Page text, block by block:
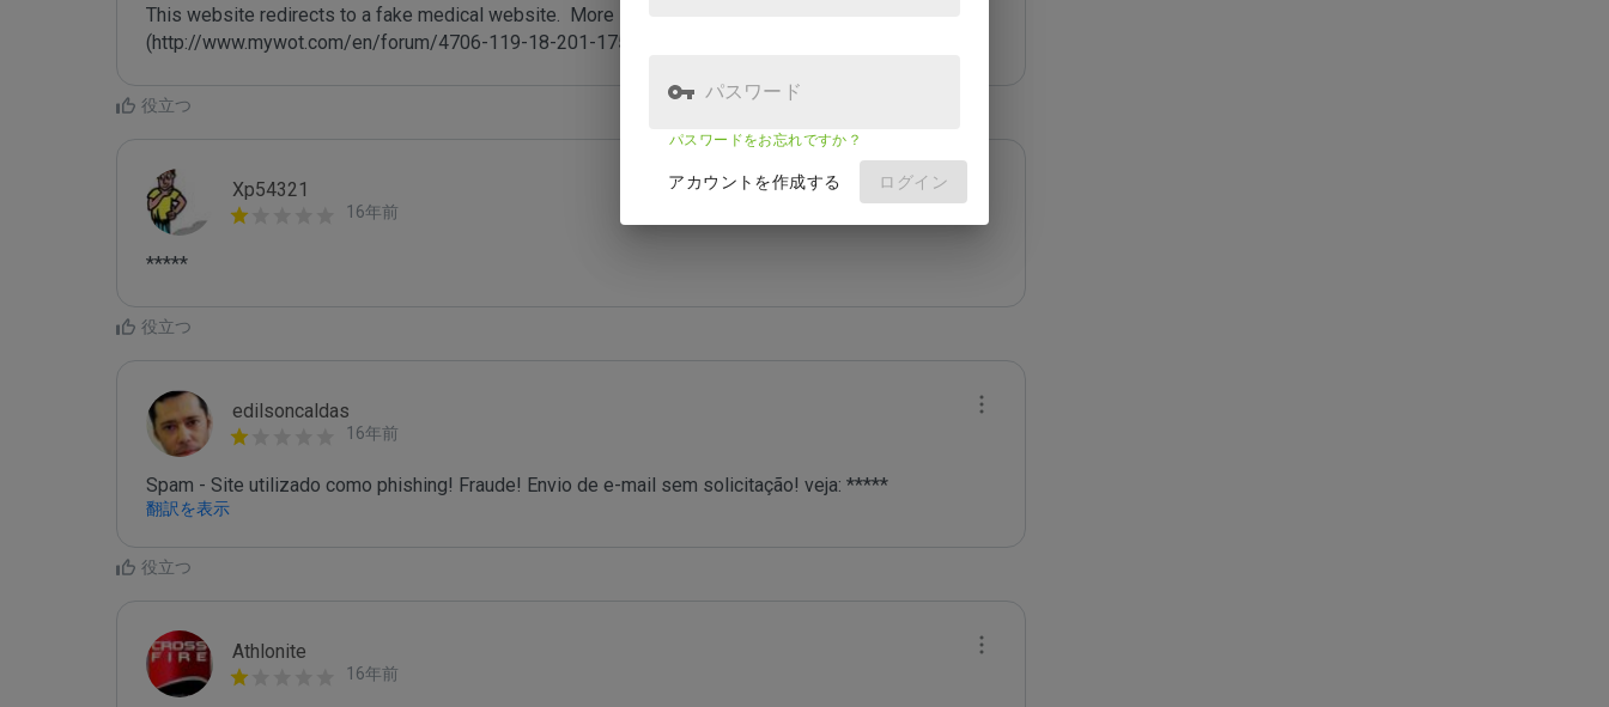
This website redirects to a fake medical website.  More info at
(http://www.mywot.com/en/forum/4706-119-18-201-175).
役立つ
Xp54321
16年前
*****
役立つ
edilsoncaldas
16年前
Spam - Site utilizado como phishing! Fraude! Envio de e-mail sem solicitação! veja: *****
翻訳を表示
役立つ
Athlonite
16年前
パスワード
パスワードをお忘れですか？
アカウントを作成する ログイン